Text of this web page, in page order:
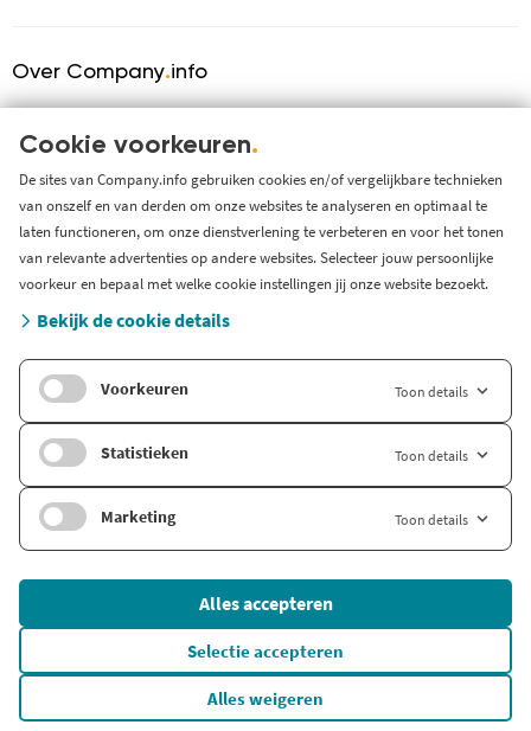
Over Company.info
Over ons
KVK serviceprovider
Werken bij Company.info
Blog
Support
Systeem status en storingen
Zoek branche-informatie
Internationaal
Company.info Deutschland
Company.info English
© 2026 Company Info
FD Mediagroep
Algemene voorwaarden
Privacybeleid
Cookie voorkeuren.
De sites van Company.info gebruiken cookies en/of vergelijkbare technieken
van onszelf en van derden om onze websites te analyseren en optimaal te
laten functioneren, om onze dienstverlening te verbeteren en voor het tonen
van relevante advertenties op andere websites. Selecteer jouw persoonlijke
voorkeur en bepaal met welke cookie instellingen jij onze website bezoekt.
Bekijk de cookie details
Voorkeuren Toon details
Statistieken Toon details
Marketing Toon details
Alles accepteren
Selectie accepteren
Alles weigeren